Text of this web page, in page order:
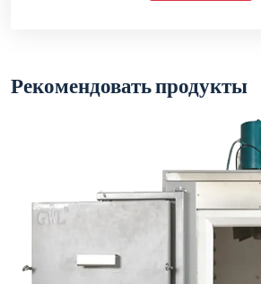
Серия промышленных печей AJ-XL-CXZ